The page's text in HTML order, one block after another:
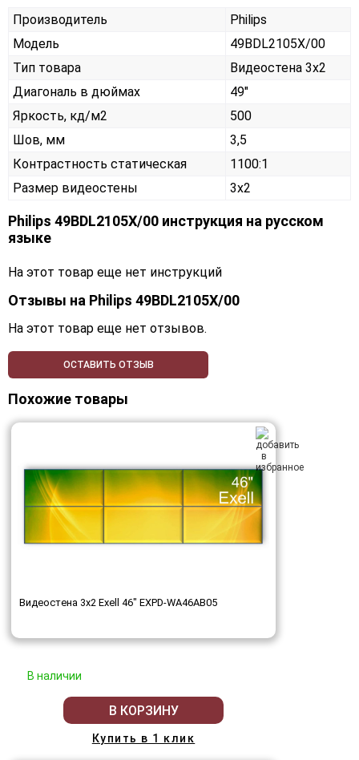
Производитель
Philips
Модель
49BDL2105X/00
Тип товара
Видеостена 3х2
Диагональ в дюймах
49"
Яркость, кд/м2
500
Шов, мм
3,5
Контрастность статическая
1100:1
Размер видеостены
3x2
Philips 49BDL2105X/00 инструкция на русском
языке
На этот товар еще нет инструкций
Отзывы на Philips 49BDL2105X/00
На этот товар еще нет отзывов.
ОСТАВИТЬ ОТЗЫВ
Похожие товары
Видеостена 3x2 Exell 46" EXPD-WA46AB05
В наличии
В КОРЗИНУ
Купить в 1 клик